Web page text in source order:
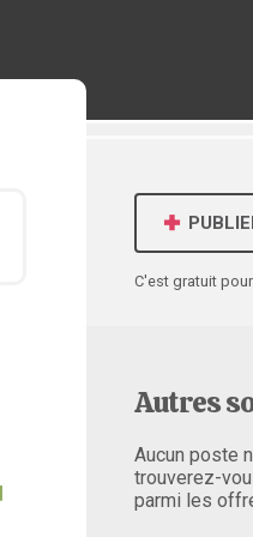
C'est gratuit
Autres
Aucun poste
trouverez-
parmi les